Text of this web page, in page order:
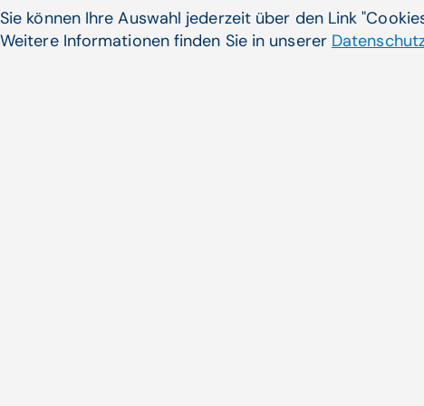
Sie können Ihre Auswahl jederzeit über den Link
Weitere Informationen finden Sie in unserer